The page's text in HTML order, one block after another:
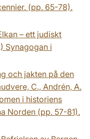
(pp. 65-78).
– ett judiskt
Synagogan i
och jakten på den
C., Andrén, A.
i historiens
Norden (pp. 57-81).